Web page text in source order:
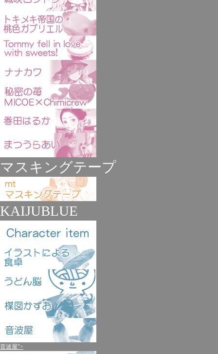
マスキングテープ
KAIJUBLUE
音波屋">